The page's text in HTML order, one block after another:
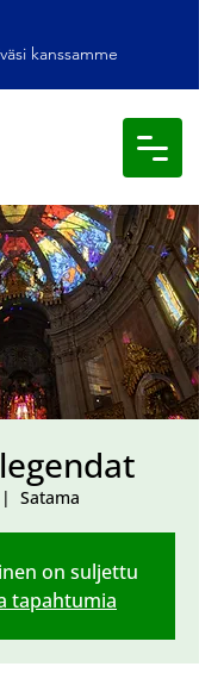
kanssamme
Satama
on suljettu
tapahtumia